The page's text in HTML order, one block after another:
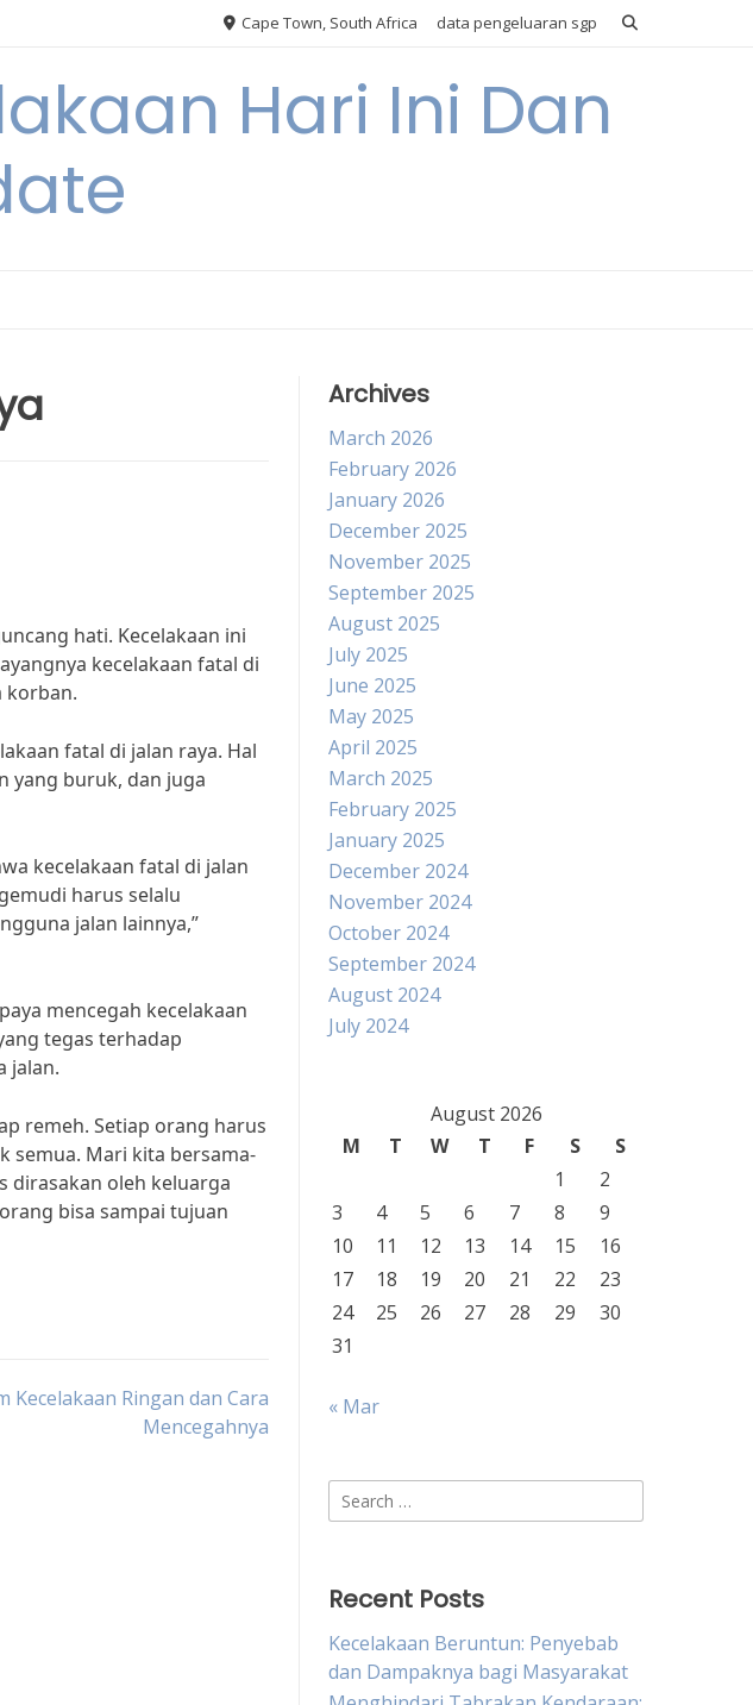
Cape Town, South Africa data pengeluaran sgp
Hari Ini Dan
hati. Kecelakaan ini
kecelakaan fatal di
korban.
fatal di jalan raya. Hal
yang buruk, dan juga
kecelakaan fatal di jalan
harus selalu
jalan lainnya,”
mencegah kecelakaan
tegas terhadap
jalan.
remeh. Setiap orang harus
semua. Mari kita bersama-
dirasakan oleh keluarga
bisa sampai tujuan
Kecelakaan Ringan dan Cara
Mencegahnya
Archives
March 2026
February 2026
January 2026
December 2025
November 2025
September 2025
August 2025
July 2025
June 2025
May 2025
April 2025
March 2025
February 2025
January 2025
December 2024
November 2024
October 2024
September 2024
August 2024
July 2024
August 2026
M
T W T F S
S
1
2
3
4 5 6 7 8
9
10
11 12 13 14 15
16
17
18 19 20 21 22
23
24
25 26 27 28 29
30
31
« Mar
Search
for:
Recent Posts
Kecelakaan Beruntun: Penyebab
dan Dampaknya bagi Masyarakat